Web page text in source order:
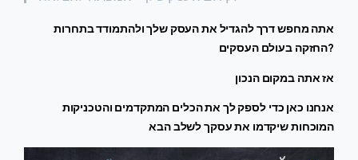
אתה מחפש דרך להגדיל את העסק שלך ולהתמודד בתחרות
החזקה בעולם העסקים?
אז אתה במקום הנכון
אנחנו כאן כדי לספק לך את הכלים המתקדמים והטכניקות
המוכחות שיקדמו את עסקך לשלב הבא